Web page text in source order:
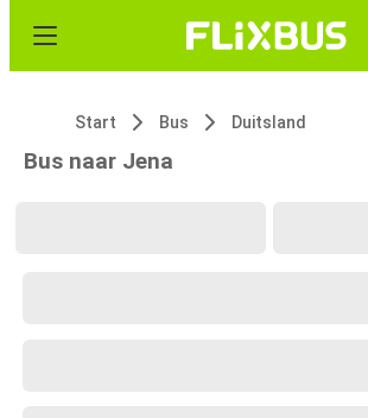
Start Bus Duitsland
Bus naar Jena